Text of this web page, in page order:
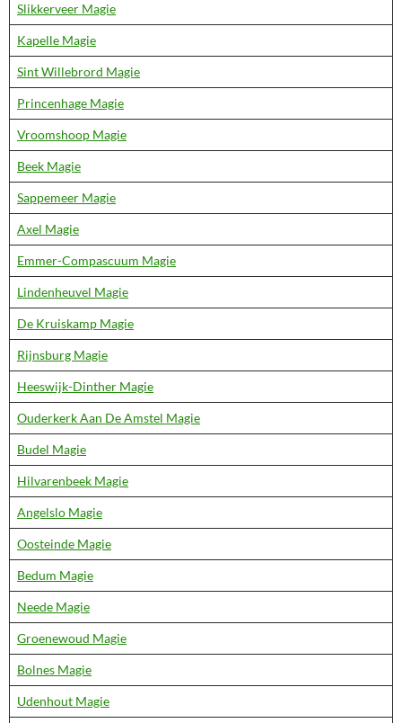
Slikkerveer Magie
Kapelle Magie
Sint Willebrord Magie
Princenhage Magie
Vroomshoop Magie
Beek Magie
Sappemeer Magie
Axel Magie
Emmer-Compascuum Magie
Lindenheuvel Magie
De Kruiskamp Magie
Rijnsburg Magie
Heeswijk-Dinther Magie
Ouderkerk Aan De Amstel Magie
Budel Magie
Hilvarenbeek Magie
Angelslo Magie
Oosteinde Magie
Bedum Magie
Neede Magie
Groenewoud Magie
Bolnes Magie
Udenhout Magie